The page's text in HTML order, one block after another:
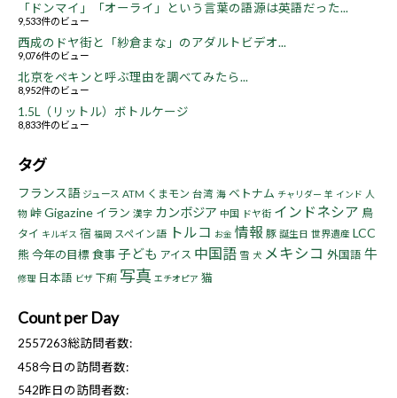
「ドンマイ」「オーライ」という言葉の語源は英語だった...
9,533件のビュー
西成のドヤ街と「紗倉まな」のアダルトビデオ...
9,076件のビュー
北京をペキンと呼ぶ理由を調べてみたら...
8,952件のビュー
1.5L（リットル）ボトルケージ
8,833件のビュー
タグ
フランス語 ジュース ATM くまモン 台湾 海 ベトナム チャリダー 羊 インド 人
物 峠Gigazine イラン 漢字 カンボジア 中国 ドヤ街 インドネシア 鳥
タイ キルギス 宿 福岡 スペイン語 トルコ お金 情報 豚 誕生日 世界遺産 LCC
熊今年の目標食事子ども アイス 中国語 雪 犬 メキシコ 外国語 牛
修理 日本語 ビザ 下痢 写真 エチオピア 猫
Count per Day
2557263総訪問者数:
458今日の訪問者数:
542昨日の訪問者数: